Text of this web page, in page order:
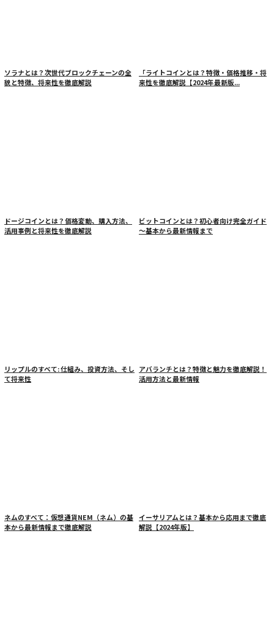
ソラナとは？次世代ブロックチェーンの全
貌と特徴、将来性を徹底解説
「ライトコインとは？特徴・価格推移・将
来性を徹底解説【2024年最新版...
ドージコインとは？価格変動、購入方法、
活用事例と将来性を徹底解説
ビットコインとは？初心者向け完全ガイド
～基本から最新情報まで
リップルのすべて: 仕組み、投資方法、そし
て将来性
アバランチとは？特徴と魅力を徹底解説！
活用方法と最新情報
ネムのすべて：仮想通貨NEM（ネム）の基
本から最新情報まで徹底解説
イーサリアムとは？基本から応用まで徹底
解説【2024年版】